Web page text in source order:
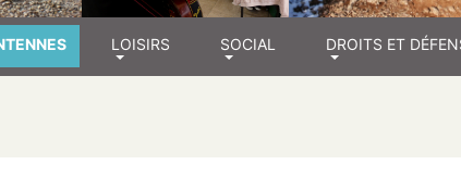
LOISIRS SOCIAL DROITS ET